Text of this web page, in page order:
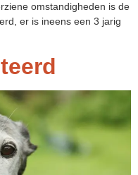
omstandigheden is de
er is ineens een 3 jarig